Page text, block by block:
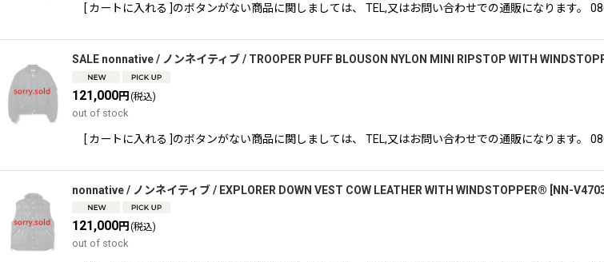
[ カートに入れる ]のボタンがない商品に関しましては、 TEL,又はお問い合わせでの通販になります。
SALE nonnative / ノンネイティブ / TROOPER PUFF BLOUSON NYLON MINI RIPSTOP WITH
121,000円(税込)
out of stock
[ カートに入れる ]のボタンがない商品に関しましては、 TEL,又はお問い合わせでの通販になります。
nonnative / ノンネイティブ / EXPLORER DOWN VEST COW LEATHER WITH WINDSTOPPER® [NN-
121,000円 (税込)
out of stock